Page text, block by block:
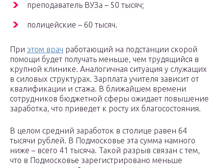
преподаватель ВУЗа – 50 тысяч;
полицейские – 60 тысяч.
При этом врач работающий на подстанции скорой
помощи будет получать меньше, чем трудящийся в
крупной клинике. Аналогичная ситуация у служащих
в силовых структурах. Зарплата учителя зависит от
квалификации и стажа. В ближайшем времени
сотрудников бюджетной сферы ожидает повышение
заработка, что приведет к росту их благосостояния.
В целом средний заработок в столице равен 64
тысячи рублей. В Подмосковье эта сумма намного
ниже – всего 41 тысяча. Такой разрыв связан с тем,
что в Подмосковье зарегистрировано меньше